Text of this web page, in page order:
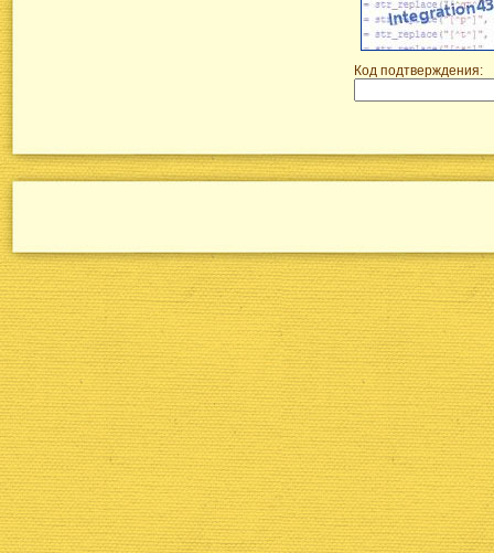
Код подтверждения: